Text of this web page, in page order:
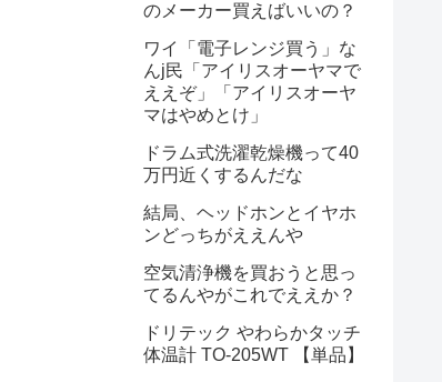
のメーカー買えばいいの？
ワイ「電子レンジ買う」な
んj民「アイリスオーヤマで
ええぞ」「アイリスオーヤ
マはやめとけ」
ドラム式洗濯乾燥機って40
万円近くするんだな
結局、ヘッドホンとイヤホ
ンどっちがええんや
空気清浄機を買おうと思っ
てるんやがこれでええか？
ドリテック やわらかタッチ
体温計 TO-205WT 【単品】